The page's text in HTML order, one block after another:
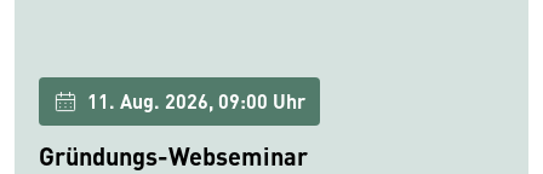
11. Aug. 2026, 09:00 Uhr
Gründungs-Webseminar